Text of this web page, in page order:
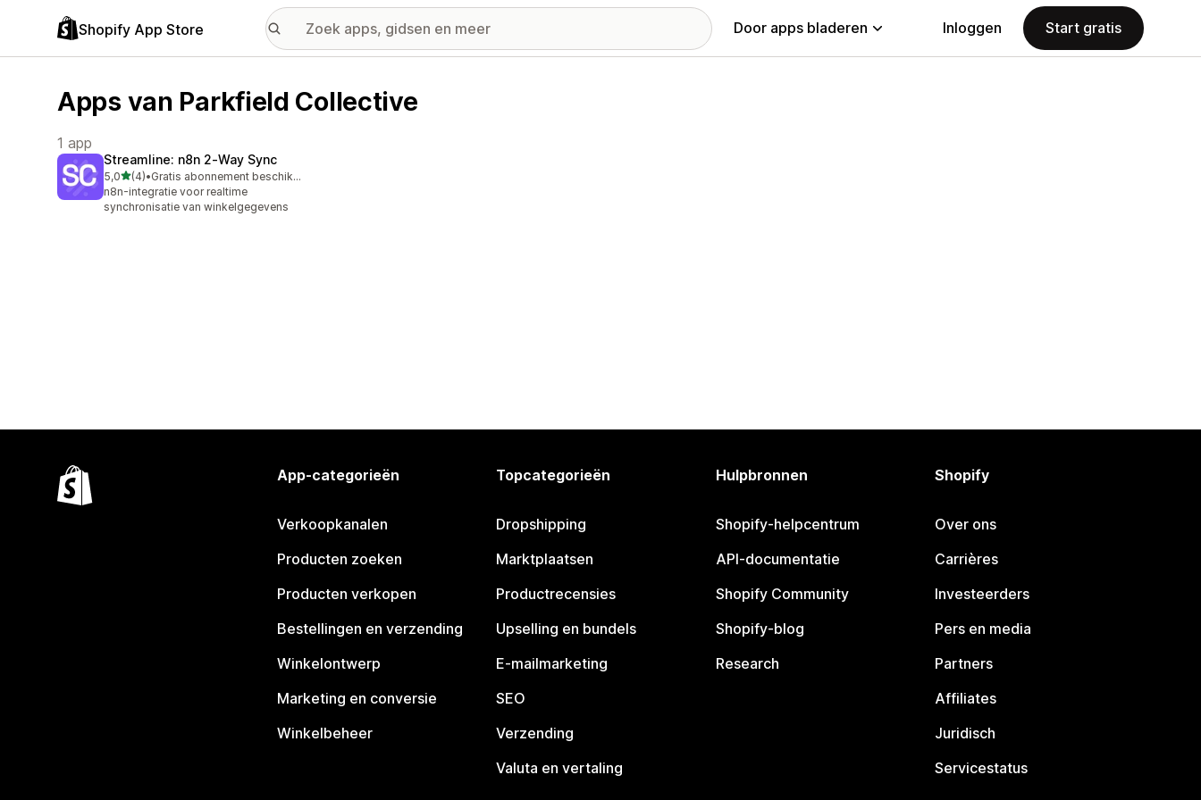
Shopify App Store Door apps bladeren Inloggen Start gratis
Apps van Parkfield Collective
1 app
Streamline: n8n 2‑Way Sync
5,0van 5 sterren
(4)
4 recensies in totaal
•
Gratis abonnement beschikbaar
n8n-integratie voor realtime
synchronisatie van winkelgegevens
App-categorieën
Verkoopkanalen
Producten zoeken
Producten verkopen
Bestellingen en verzending
Winkelontwerp
Marketing en conversie
Winkelbeheer
Topcategorieën
Dropshipping
Marktplaatsen
Productrecensies
Upselling en bundels
E-mailmarketing
SEO
Verzending
Valuta en vertaling
Hulpbronnen
Shopify-helpcentrum
API-documentatie
Shopify Community
Shopify-blog
Research
Shopify
Over ons
Carrières
Investeerders
Pers en media
Partners
Affiliates
Juridisch
Servicestatus